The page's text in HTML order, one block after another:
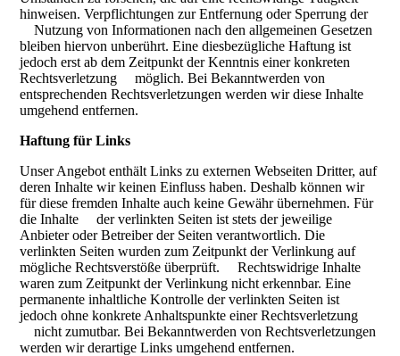
hinweisen. Verpflichtungen zur Entfernung oder Sperrung der
Nutzung von Informationen nach den allgemeinen Gesetzen
bleiben hiervon unberührt. Eine diesbezügliche Haftung ist
jedoch erst ab dem Zeitpunkt der Kenntnis einer konkreten
Rechtsverletzung möglich. Bei Bekanntwerden von
entsprechenden Rechtsverletzungen werden wir diese Inhalte
umgehend entfernen.
Haftung für Links
Unser Angebot enthält Links zu externen Webseiten Dritter, auf
deren Inhalte wir keinen Einfluss haben. Deshalb können wir
für diese fremden Inhalte auch keine Gewähr übernehmen. Für
die Inhalte der verlinkten Seiten ist stets der jeweilige
Anbieter oder Betreiber der Seiten verantwortlich. Die
verlinkten Seiten wurden zum Zeitpunkt der Verlinkung auf
mögliche Rechtsverstöße überprüft. Rechtswidrige Inhalte
waren zum Zeitpunkt der Verlinkung nicht erkennbar. Eine
permanente inhaltliche Kontrolle der verlinkten Seiten ist
jedoch ohne konkrete Anhaltspunkte einer Rechtsverletzung
nicht zumutbar. Bei Bekanntwerden von Rechtsverletzungen
werden wir derartige Links umgehend entfernen.